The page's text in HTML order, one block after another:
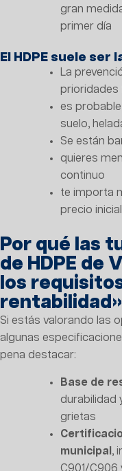
gran
primer día
El HDPE suele ser
La
prioridades
es
suelo,
Se están
quieres
continuo
te importa
precio
Por qué las
de HDPE de
los
rentabilidad»
Si estás valorando las
algunas
pena destacar:
Base de
durabilidad
grietas
municipal ,
C901/C906